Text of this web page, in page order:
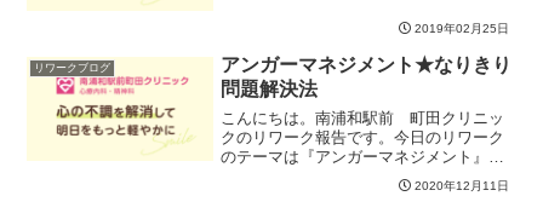
座学でストレスについて説明し、午後は
架空の事例をもとにケース・スタディを
行いました。休職の経緯に...
2019年02月25日
リワークブログ
アンガーマネジメント★なりきり
問題解決法
こんにちは。南浦和駅前 町田クリニッ
クのリワーク報告です。今日のリワーク
のテーマは『アンガーマネジメント』
『なりきり問題解決法』です。午前中は
アンガーマネジメントについて学び、怒
2020年12月11日